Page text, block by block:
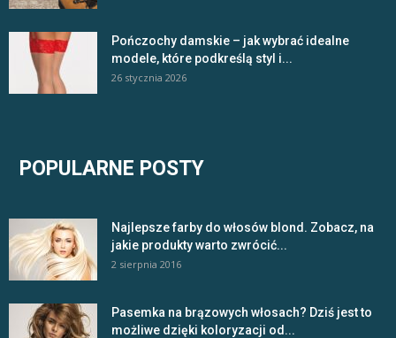
Pończochy damskie – jak wybrać idealne
modele, które podkreślą styl i...
26 stycznia 2026
POPULARNE POSTY
Najlepsze farby do włosów blond. Zobacz, na
jakie produkty warto zwrócić...
2 sierpnia 2016
Pasemka na brązowych włosach? Dziś jest to
możliwe dzięki koloryzacji od...